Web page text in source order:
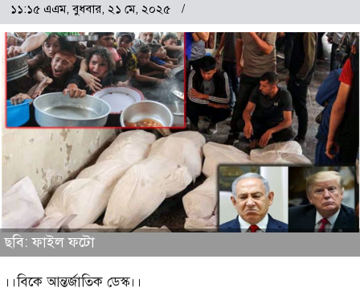
১১:১৫ এএম, বুধবার, ২১ মে, ২০২৫
ছবি: ফাইল ফটো
।।বিকে আন্তর্জাতিক ডেস্ক।।